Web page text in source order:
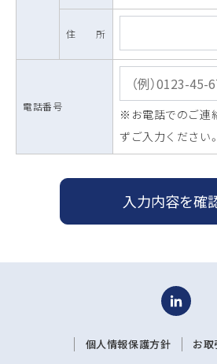
住 所
電話番号
※お電話でのご連
ずご入力ください。
入力内容を確
個人情報保護方針 お